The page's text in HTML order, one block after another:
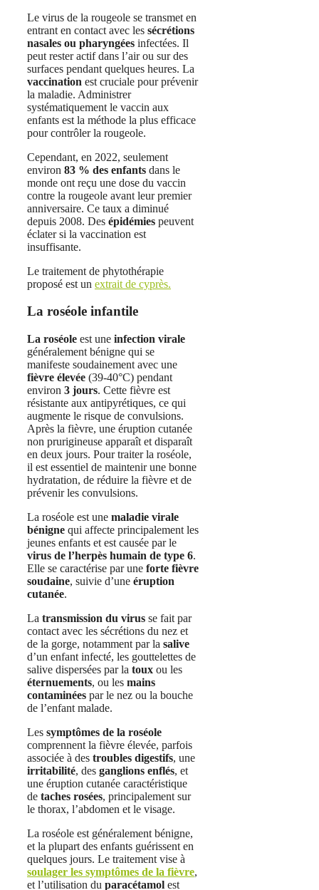
Le virus de la rougeole se transmet en
entrant en contact avec les sécrétions
nasales ou pharyngées infectées. Il
peut rester actif dans l’air ou sur des
surfaces pendant quelques heures. La
vaccination est cruciale pour prévenir
la maladie. Administrer
systématiquement le vaccin aux
enfants est la méthode la plus efficace
pour contrôler la rougeole.
Cependant, en 2022, seulement
environ 83 % des enfants dans le
monde ont reçu une dose du vaccin
contre la rougeole avant leur premier
anniversaire. Ce taux a diminué
depuis 2008. Des épidémies peuvent
éclater si la vaccination est
insuffisante.
Le traitement de phytothérapie
proposé est un extrait de cyprès.
La roséole infantile
La roséole est une infection virale
généralement bénigne qui se
manifeste soudainement avec une
fièvre élevée (39-40°C) pendant
environ 3 jours. Cette fièvre est
résistante aux antipyrétiques, ce qui
augmente le risque de convulsions.
Après la fièvre, une éruption cutanée
non prurigineuse apparaît et disparaît
en deux jours. Pour traiter la roséole,
il est essentiel de maintenir une bonne
hydratation, de réduire la fièvre et de
prévenir les convulsions.
La roséole est une maladie virale
bénigne qui affecte principalement les
jeunes enfants et est causée par le
virus de l’herpès humain de type 6.
Elle se caractérise par une forte fièvre
soudaine, suivie d’une éruption
cutanée.
La transmission du virus se fait par
contact avec les sécrétions du nez et
de la gorge, notamment par la salive
d’un enfant infecté, les gouttelettes de
salive dispersées par la toux ou les
éternuements, ou les mains
contaminées par le nez ou la bouche
de l’enfant malade.
Les symptômes de la roséole
comprennent la fièvre élevée, parfois
associée à des troubles digestifs, une
irritabilité, des ganglions enflés, et
une éruption cutanée caractéristique
de taches rosées, principalement sur
le thorax, l’abdomen et le visage.
La roséole est généralement bénigne,
et la plupart des enfants guérissent en
quelques jours. Le traitement vise à
soulager les symptômes de la fièvre,
et l’utilisation du paracétamol est